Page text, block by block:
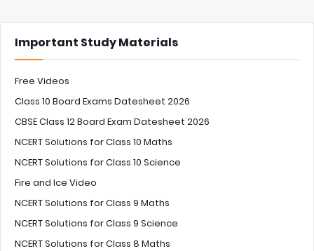
Important Study Materials
Free Videos
Class 10 Board Exams Datesheet 2026
CBSE Class 12 Board Exam Datesheet 2026
NCERT Solutions for Class 10 Maths
NCERT Solutions for Class 10 Science
Fire and Ice Video
NCERT Solutions for Class 9 Maths
NCERT Solutions for Class 9 Science
NCERT Solutions for Class 8 Maths